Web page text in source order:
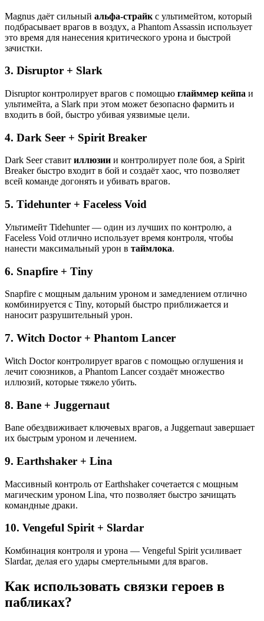
Magnus даёт сильный альфа-страйк с ультимейтом, который
подбрасывает врагов в воздух, а Phantom Assassin использует
это время для нанесения критического урона и быстрой
зачистки.
3. Disruptor + Slark
Disruptor контролирует врагов с помощью глайммер кейпа и
ультимейта, а Slark при этом может безопасно фармить и
входить в бой, быстро убивая уязвимые цели.
4. Dark Seer + Spirit Breaker
Dark Seer ставит иллюзии и контролирует поле боя, а Spirit
Breaker быстро входит в бой и создаёт хаос, что позволяет
всей команде догонять и убивать врагов.
5. Tidehunter + Faceless Void
Ультимейт Tidehunter — один из лучших по контролю, а
Faceless Void отлично использует время контроля, чтобы
нанести максимальный урон в таймлока.
6. Snapfire + Tiny
Snapfire с мощным дальним уроном и замедлением отлично
комбинируется с Tiny, который быстро приближается и
наносит разрушительный урон.
7. Witch Doctor + Phantom Lancer
Witch Doctor контролирует врагов с помощью оглушения и
лечит союзников, а Phantom Lancer создаёт множество
иллюзий, которые тяжело убить.
8. Bane + Juggernaut
Bane обездвиживает ключевых врагов, а Juggernaut завершает
их быстрым уроном и лечением.
9. Earthshaker + Lina
Массивный контроль от Earthshaker сочетается с мощным
магическим уроном Lina, что позволяет быстро зачищать
командные драки.
10. Vengeful Spirit + Slardar
Комбинация контроля и урона — Vengeful Spirit усиливает
Slardar, делая его удары смертельными для врагов.
Как использовать связки героев в
пабликах?